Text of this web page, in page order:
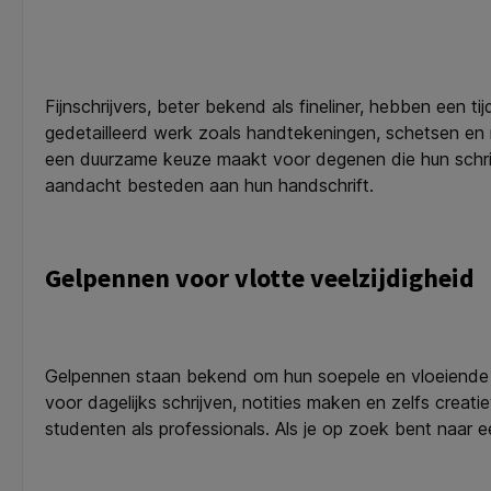
Fijnschrijvers, beter bekend als fineliner, hebben een
gedetailleerd werk zoals handtekeningen, schetsen
een duurzame keuze maakt voor degenen die hun
aandacht besteden aan hun handschrift.
Gelpennen voor vlotte veelzijdigheid
Gelpennen staan bekend om hun soepele en
voor dagelijks schrijven, notities maken en zelfs
studenten als professionals. Als je op zoek bent naar